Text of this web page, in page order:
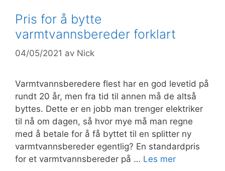
Pris for å bytte
varmtvannsbereder forklart
04/05/2021 av Nick
Varmtvannsberedere flest har en god levetid på
rundt 20 år, men fra tid til annen må de altså
byttes. Dette er en jobb man trenger elektriker
til nå om dagen, så hvor mye må man regne
med å betale for å få byttet til en splitter ny
varmtvannsbereder egentlig? En standardpris
for et varmtvannsbereder på … Les mer